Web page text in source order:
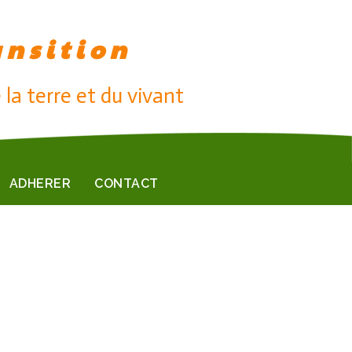
la terre et du vivant
ADHERER CONTACT